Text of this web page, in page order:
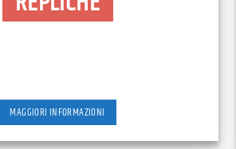
MAGGIORI INFORMAZIONI